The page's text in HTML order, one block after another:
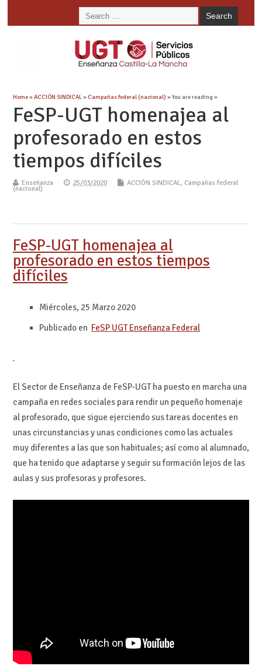
Home»ACCIÓN SINDICAL» Campañas federal (nacional) » You are reading »
FeSP-UGT homenajea al
profesorado en estos
tiempos difíciles
Enseñanza 25/03/2020 ACCIÓN SINDICAL, Campañas federal
(nacional)
FeSP-UGT homenajea al
profesorado en estos tiempos
difíciles
Miércoles, 25 Marzo 2020
Publicado en FeSP UGT Enseñanza Federal
El Sector de Enseñanza de FeSP-UGT ha puesto en marcha una
campaña en redes sociales para rendir un pequeño homenaje
al profesorado, que sigue ejerciendo sus tareas docentes en
unas circunstancias y unas condiciones como las actuales
muy diferentes a las que son habituales; así como al alumnado,
que ha tenido que adaptarse y seguir su formación lejos de las
aulas y sus profesoras y profesores.